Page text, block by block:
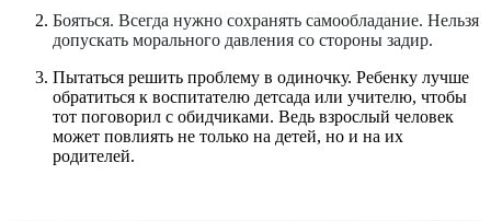
Бояться. Всегда нужно сохранять самообладание. Нельзя
допускать морального давления со стороны задир.
Пытаться решить проблему в одиночку. Ребенку лучше
обратиться к воспитателю детсада или учителю, чтобы
тот поговорил с обидчиками. Ведь взрослый человек
может повлиять не только на детей, но и на их
родителей.